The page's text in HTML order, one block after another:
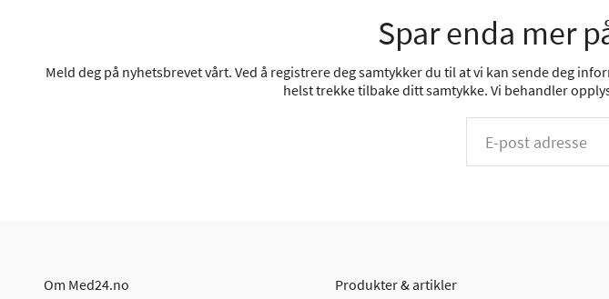
Spar enda mer
Meld deg på nyhetsbrevet vårt. Ved å registrere deg samtykker du til at vi kan sende deg
helst trekke tilbake ditt samtykke. Vi behandler
Om Med24.no
Produkter & artikler